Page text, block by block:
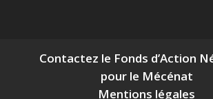
Contactez le Fonds d’Action
pour le Mécénat
Mentions légales